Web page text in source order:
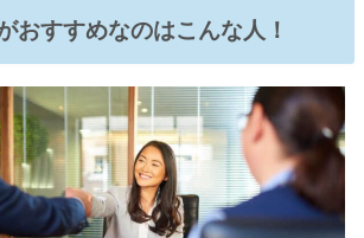
おすすめなのはこんな人！